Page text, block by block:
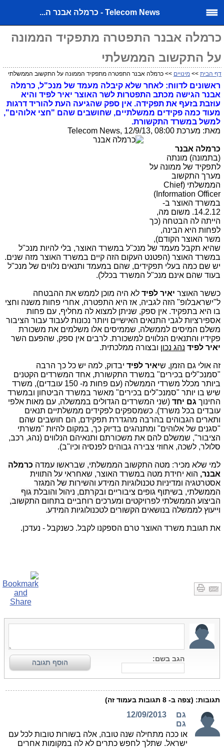
Telecom News - כרמלה אבנר ה...
כרמלה אבנר התפטרה מתפקיד הממונה
על התקשוב הממשלתי
דף הבית >> מינויים >> כרמלה אבנר התפטרה מתפקיד הממונה על התקשוב הממשלתי
ראשונים לדווח: לאחר שלא קיבלה מעמד של מנכ"ל, כרמלה
אבנר הגישה מכתב התפטרות לשר האוצר יאיר לפיד והיא
עוזבת בזעף את תפקידה. אין ספק שהגיעה העת להוריד דרגות
מעוד כמה פקידים ממשלתיים, שחושבים שהם "חצי אלוהים",
למשל במשרד התקשורת.
מאת: מערכת Telecom News, 12/9/13, 08:00
כרמלה אבנר
(בתמונה) מונתה
לתפקיד של ממונה על
מערך התקשוב
הממשלתי (Chief
Information Officer)
במשרד האוצר ב-
14.2.12. משום מה,
הייתה לה הבטחה (כך
לפחות היא הבינה,
משר האוצר הקודם),
שהיא תקבל מעמד של מנכ"ל במשרד האוצר, בלי להיות מנכ"ל
במשרד האוצר (הפטנט העקום הזה קיים במשרד האוצר מזה שנים.
יש שם כמה בעלי תפקידים, שהם במעמד ותנאים נלווים של מנכ"ל
בעוד שהם אינם מנכ"ל המשרד בכלל).
כששר האוצר יאיר לפיד לא היה מוכן לממש את ההבטחה
ל"ישראבלופ" הזה לגביה, אז היא התפטרה, אחרי פחות משנה וחצי
בו היא בתפקיד. אין ספק, שניתן למצוא לה מחליף, עם פחות
אספירציות לגבי התנאים האישיים ויותר נכונות לעבוד עבור הציבור
משלם המיסים לממשלה, שממיסים אלו משלמים את משכורת
פקידיו והתנאים הנלווים למשכורת. לרבים אין ספק, שהפעם השר
יאיר לפיד נהג נכון ובצורה ממלכתית.
זה אולי גם הזמן, שיאיר לפיד יבדוק, למה יש כל כך הרבה
"סמנכ"לים בכירים" במשרד התקשורת, אחד המשרדים הקטנים
ביותר מכלל משרדי הממשלה (עם פחות מ- 150 עובדים), משרד
שיש בו יותר "סמנכ"לים בכירים" מאשר במשרד הביטחון ובמשרד
החינוך גם יחד (שני המשרדים הגדולים בממשלה, עם מאות אלפי
עובדים בכל משרד). כשמספקים לפקידים ממשלתיים תנאים
ותארים הגבוהים בהרבה מהגדרת תפקידם, הם חושבים שהם
"סגנים של אלוהים" ומתנהגים בדיוק כך, במקום להיות "משרתי
הציבור", שמשלם להם את משכורתם ותנאיהם הנלווים (נהג, רכב,
סלולר, לשכה, אחוזי צבירה גבוהים לפנסיה וכיו"ב).
למי שלא מכיר: מטה התקשוב הממשלתי, שבראשו עמדה כרמלה
אבנר, הוא יחידת מטה במשרד האוצר, שאחראי על התווית
אסטרטגיה ומדיניות טכנולוגיות המידע והשירות של המגזר
הממשלתי, בשיתוף גופים ציבוריים ובקרתם, ניהול והובלת גוף
הביצוע הממשלתי לפרויקטים ומערכים רוחביים בתחום התקשוב,
וייעוץ לממשלה בנושאים הקשורים לטכנולוגיות המידע.
את תגובת משרד האוצר טרם הספקנו לקבל. כשנקבל - נעדכן.